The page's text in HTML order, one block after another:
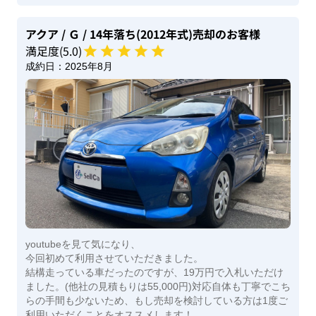
アクア / Ｇ / 14年落ち(2012年式)売却のお客様
満足度(5.0)
成約日： 2025年8月
youtubeを見て気になり、
今回初めて利用させていただきました。
結構走っている車だったのですが、19万円で入札いただけ
ました。(他社の見積もりは55,000円)対応自体も丁寧でこち
らの手間も少ないため、もし売却を検討している方は1度ご